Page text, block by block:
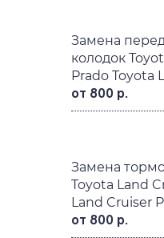
Замена
колодок
Prado Toyota
от 800 р.
Замена
Toyota Land
Land Cruiser
от 800 р.